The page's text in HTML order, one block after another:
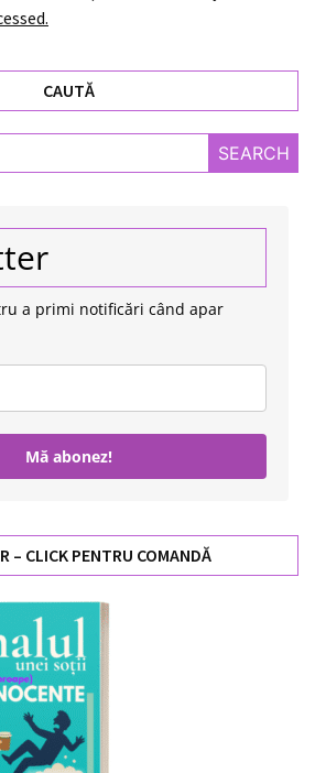
CAUTĂ
a primi notificări când apar
Mă abonez!
– CLICK PENTRU COMANDĂ